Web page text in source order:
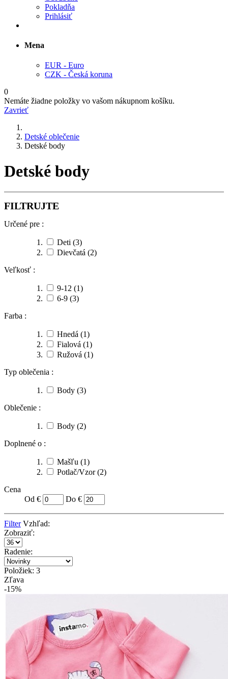
Pokladňa
Prihlásiť
Mena
EUR - Euro
CZK - Česká koruna
0
Nemáte žiadne položky vo vašom nákupnom košíku.
Zavrieť
Detské oblečenie
Detské body
Detské body
FILTRUJTE
Určené pre :
Deti (3)
Dievčatá (2)
Veľkosť :
9-12 (1)
6-9 (3)
Farba :
Hnedá (1)
Fialová (1)
Ružová (1)
Typ oblečenia :
Body (3)
Oblečenie :
Body (2)
Doplnené o :
Mašľu (1)
Potlač/Vzor(2)
Cena
Od €
Do €
Filter Vzhľad:
Zobraziť:
Radenie:
Položiek: 3
Zľava
-15%